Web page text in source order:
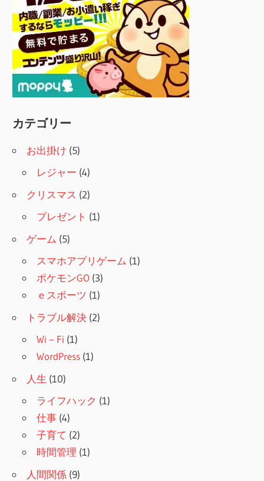
カテゴリー
お出掛け (5)
レジャー (4)
クリスマス (2)
プレゼント (1)
ゲーム (5)
スマホアプリゲーム (1)
ポケモンGO (3)
ｅスポーツ (1)
トラブル解決 (2)
Wi－Fi (1)
WordPress (1)
人生 (10)
ライフハック (1)
仕事 (4)
子育て (2)
時間管理 (1)
人間関係 (9)